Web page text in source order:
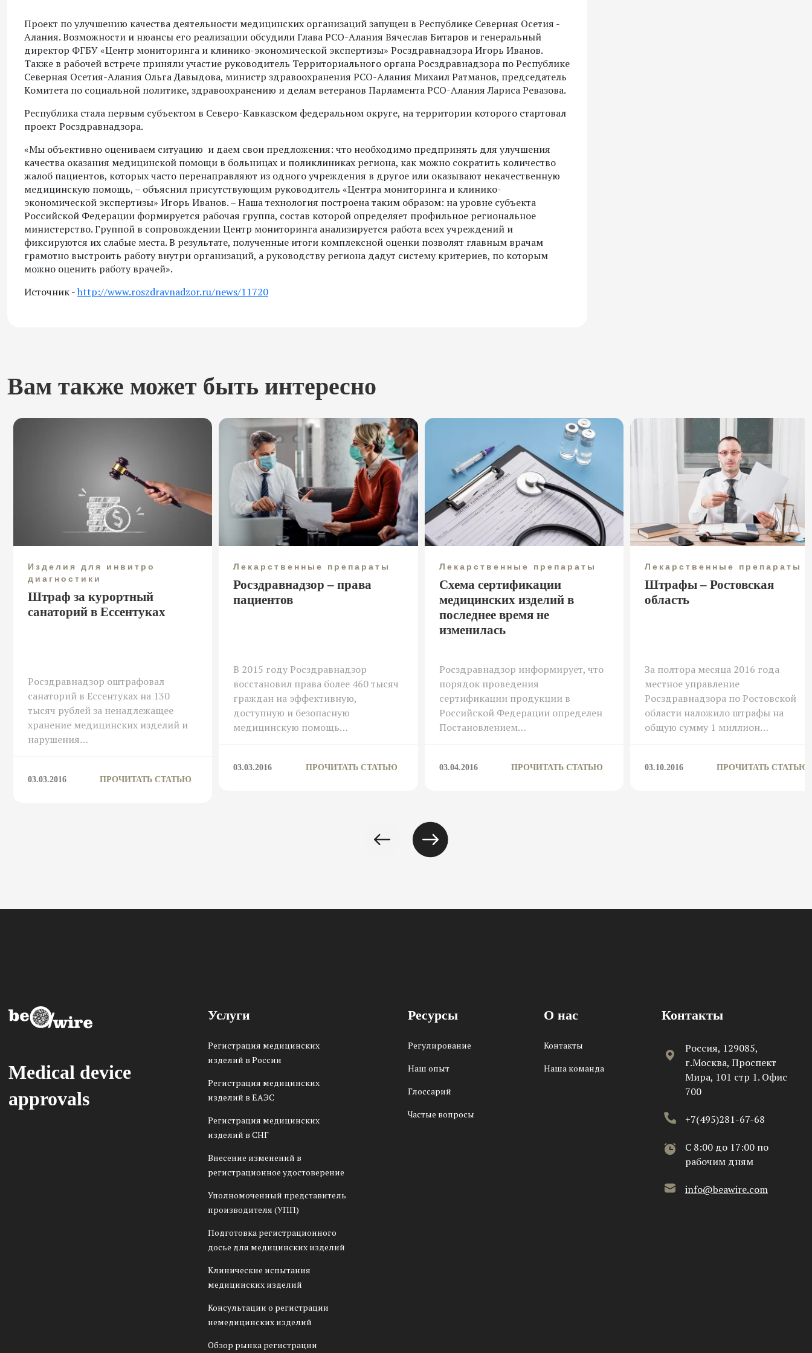
Проект по улучшению качества деятельности медицинских организаций запущен в Республике Северная Осетия -
Алания. Возможности и нюансы его реализации обсудили Глава РСО-Алания Вячеслав Битаров и генеральный
директор ФГБУ «Центр мониторинга и клинико-экономической экспертизы» Росздравнадзора Игорь Иванов.
Также в рабочей встрече приняли участие руководитель Территориального органа Росздравнадзора по Республике
Северная Осетия-Алания Ольга Давыдова, министр здравоохранения РСО-Алания Михаил Ратманов, председатель
Комитета по социальной политике, здравоохранению и делам ветеранов Парламента РСО-Алания Лариса Ревазова.
Республика стала первым субъектом в Северо-Кавказском федеральном округе, на территории которого стартовал
проект Росздравнадзора.
«Мы объективно оцениваем ситуацию и даем свои предложения: что необходимо предпринять для улучшения
качества оказания медицинской помощи в больницах и поликлиниках региона, как можно сократить количество
жалоб пациентов, которых часто перенаправляют из одного учреждения в другое или оказывают некачественную
медицинскую помощь, – объяснил присутствующим руководитель «Центра мониторинга и клинико-
экономической экспертизы» Игорь Иванов. – Наша технология построена таким образом: на уровне субъекта
Российской Федерации формируется рабочая группа, состав которой определяет профильное региональное
министерство. Группой в сопровождении Центр мониторинга анализируется работа всех учреждений и
фиксируются их слабые места. В результате, полученные итоги комплексной оценки позволят главным врачам
грамотно выстроить работу внутри организаций, а руководству региона дадут систему критериев, по которым
можно оценить работу врачей».
Источник -http://www.roszdravnadzor.ru/news/11720
Вам также может быть интересно
Изделия для инвитро
диагностики
Штраф за курортный
санаторий в Ессентуках
Росздравнадзор оштрафовал
санаторий в Ессентуках на 130
тысяч рублей за ненадлежащее
хранение медицинских изделий и
нарушения…
03.03.2016 ПРОЧИТАТЬ СТАТЬЮ
Лекарственные препараты
Росздравнадзор – права
пациентов
В 2015 году Росздравнадзор
восстановил права более 460 тысяч
граждан на эффективную,
доступную и безопасную
медицинскую помощь…
03.03.2016 ПРОЧИТАТЬ СТАТЬЮ
Лекарственные препараты
Схема сертификации
медицинских изделий в
последнее время не
изменилась
Росздравнадзор информирует, что
порядок проведения
сертификации продукции в
Российской Федерации определен
Постановлением…
03.04.2016 ПРОЧИТАТЬ СТАТЬЮ
Лекарственные препараты
Штрафы – Ростовская
область
За полтора месяца 2016 года
местное управление
Росздравнадзора по Ростовской
области наложило штрафы на
общую сумму 1 миллион…
03.10.2016 ПРОЧИТАТЬ СТАТЬЮ
Medical device
approvals
Услуги
Регистрация медицинских
изделий в России
Регистрация медицинских
изделий в ЕАЭС
Регистрация медицинских
изделий в СНГ
Внесение изменений в
регистрационное удостоверение
Уполномоченный представитель
производителя (УПП)
Подготовка регистрационного
досье для медицинских изделий
Клинические испытания
медицинских изделий
Консультации о регистрации
немедицинских изделий
Обзор рынка регистрации
Ресурсы
Регулирование
Наш опыт
Глоссарий
Частые вопросы
О нас
Контакты
Наша команда
Контакты
Россия, 129085,
г.Москва, Проспект
Мира, 101 стр 1. Офис
700
+7(495)281-67-68
C 8:00 до 17:00 по
рабочим дням
info@beawire.com